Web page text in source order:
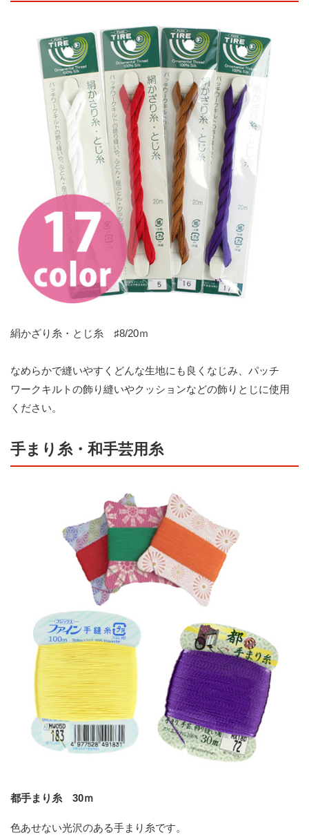
絹かざり糸・とじ糸 ♯8/20ｍ
なめらかで縫いやすくどんな生地にも良くなじみ、パッチ
ワークキルトの飾り縫いやクッションなどの飾りとじに使用
ください。
手まり糸・和手芸用糸
都手まり糸 30ｍ
色あせない光沢のある手まり糸です。